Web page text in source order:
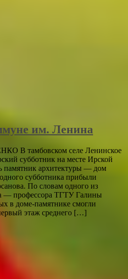
им. Ленина
В тамбовском селе Ленинское
субботник на месте Ирской
памятник архитектуры — дом
субботника прибыли
По словам одного из
— профессора ТГТУ Галины
в доме-памятнике смогли
этаж среднего […]